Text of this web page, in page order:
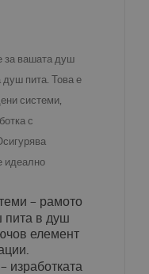
за вашата душ
душ пита . Това е
системи,
с
идеално
– рамото
пита в душ
елемент
– изработката